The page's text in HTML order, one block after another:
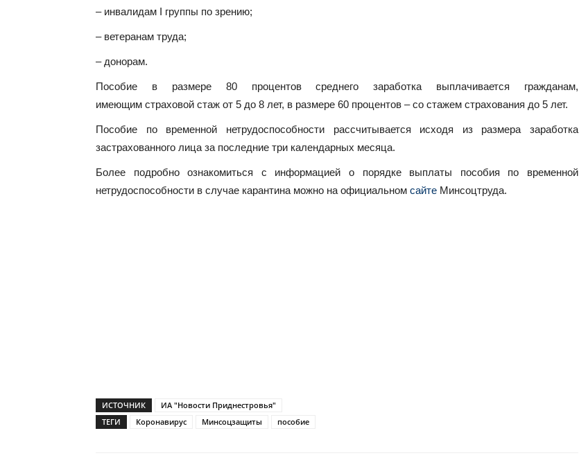
– инвалидам I группы по зрению;
– ветеранам труда;
– донорам.
Пособие в размере 80 процентов среднего заработка выплачивается гражданам,
имеющим страховой стаж от 5 до 8 лет, в размере 60 процентов – со стажем страхования до 5 лет.
Пособие по временной нетрудоспособности рассчитывается исходя из размера заработка
застрахованного лица за последние три календарных месяца.
Более подробно ознакомиться с информацией о порядке выплаты пособия по временной
нетрудоспособности в случае карантина можно на официальном сайте Минсоцтруда.
ИСТОЧНИК
ИА "Новости Приднестровья"
ТЕГИ
Коронавирус Минсоцзащиты пособие